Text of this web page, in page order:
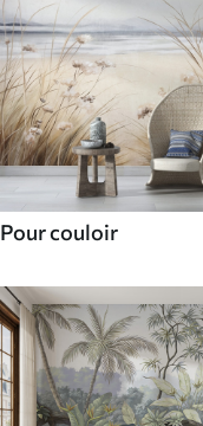
Pour couloir